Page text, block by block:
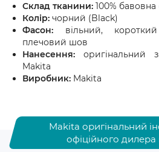
Склад тканини: 100% бавовна
Колір: чорний (Black)
Фасон: вільний,
плечовий шов
Нанесення: оригінальний
Makita
Виробник: Makita
Makita оригінальний
офіційного дилера